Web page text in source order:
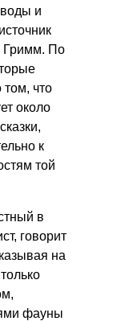
и
Гримм. По
том, что
около
к
той
в
говорит
на
фауны